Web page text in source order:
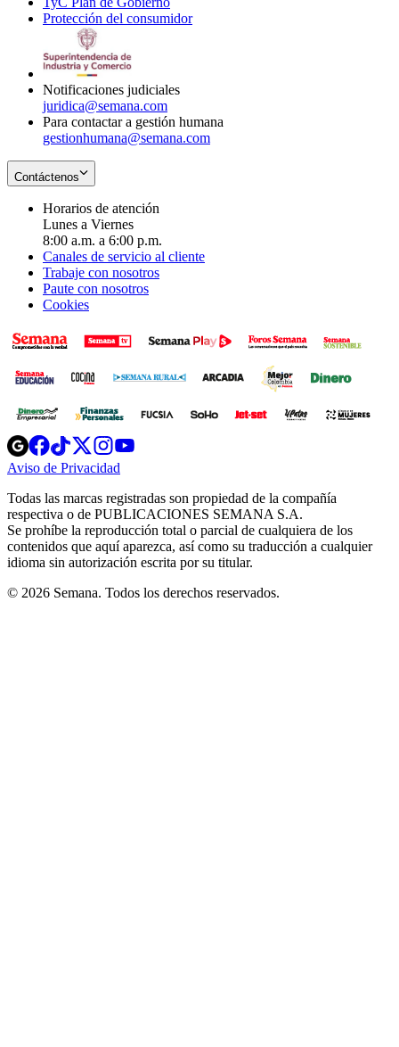
window
newin
Protección del consumidorOpens
Notificaciones judiciales
juridica@semana.com
Para contactar a gestión humana
gestionhumana@semana.com
Contáctenos
Horarios de atención
Lunes a Viernes
8:00 a.m. a 6:00 p.m.
Canales de servicio al cliente
Trabaje con nosotros
Paute con nosotros
Cookies
Opens
in
new
Opens
in
new
Opens
in
new
window
Opens
new
windowwindow
Aviso de Privacidad
new
window
Todas las marcas registradas son propiedad de la compañía
respectiva o de PUBLICACIONES SEMANA S.A.
Se prohíbe la reproducción total o parcial de cualquiera de los
contenidos que aquí aparezca, así como su traducción a cualquier
idioma sin autorización escrita por su titular.
© 2026 Semana. Todos los derechos reservados.